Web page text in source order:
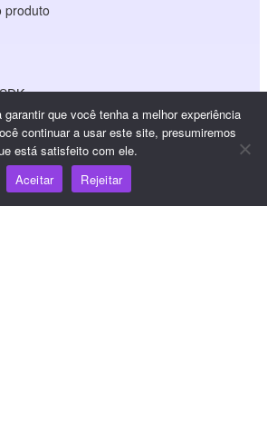
produto
que você tenha a melhor experiência
continuar a usar este site, presumiremos
está satisfeito com ele.
Aceitar
Rejeitar